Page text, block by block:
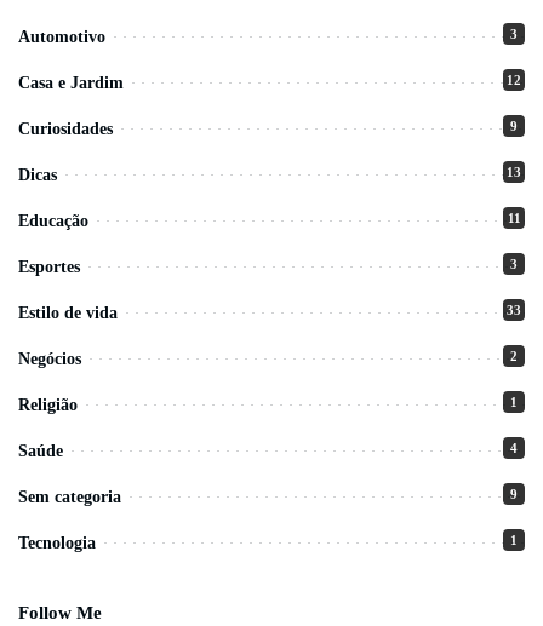
Automotivo 3
Casa e Jardim 12
Curiosidades 9
Dicas 13
Educação 11
Esportes 3
Estilo de vida 33
Negócios 2
Religião 1
Saúde 4
Sem categoria 9
Tecnologia 1
Follow Me